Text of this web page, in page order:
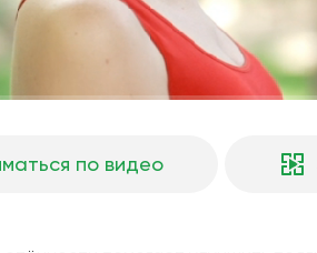
по видео